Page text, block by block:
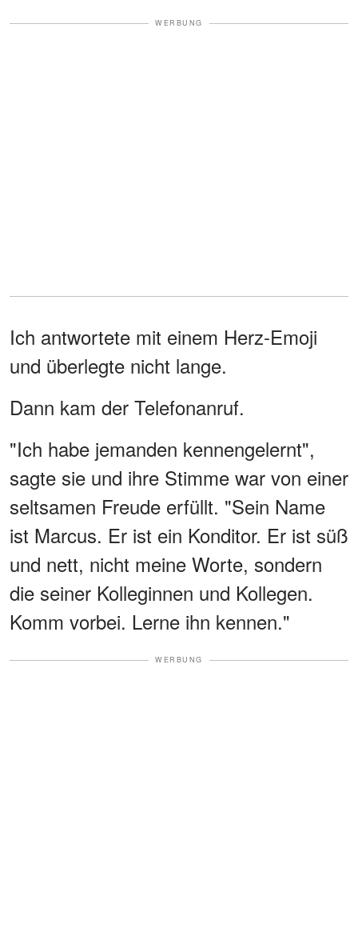
WERBUNG
Ich antwortete mit einem Herz-Emoji
und überlegte nicht lange.
Dann kam der Telefonanruf.
"Ich habe jemanden kennengelernt",
sagte sie und ihre Stimme war von einer
seltsamen Freude erfüllt. "Sein Name
ist Marcus. Er ist ein Konditor. Er ist süß
und nett, nicht meine Worte, sondern
die seiner Kolleginnen und Kollegen.
Komm vorbei. Lerne ihn kennen."
WERBUNG